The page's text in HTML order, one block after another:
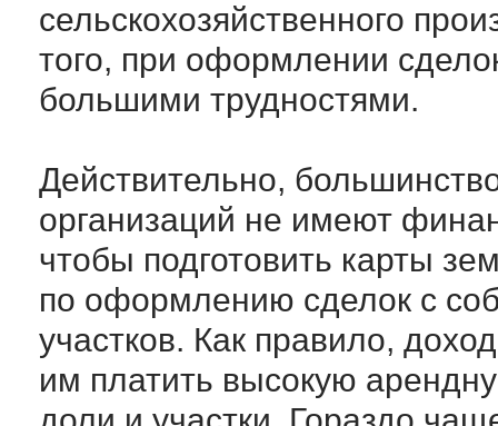
сельскохозяйственного
того, при оформлении
большими трудностями.
Действительно,
организаций не имеют
чтобы подготовить карты
по оформлению сделок с
участков. Как правило,
им платить высокую